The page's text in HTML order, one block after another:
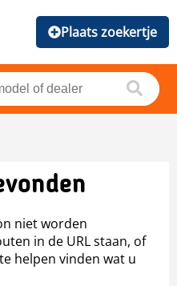
Plaats zoekertje
niet worden
in de URL staan, of
helpen vinden wat u